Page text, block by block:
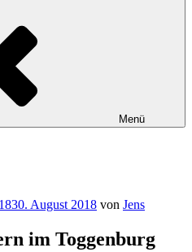
Menü
30. August 2018 von Jens
im Toggenburg